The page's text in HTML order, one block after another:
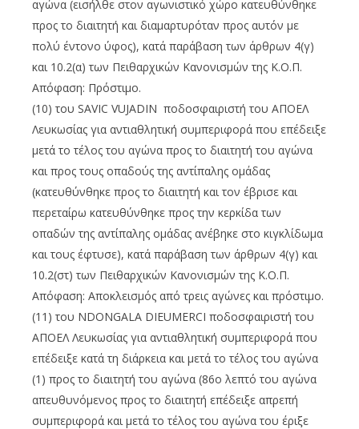
αγώνα (εισήλθε στον αγωνιστικό χώρο κατευθύνθηκε
προς το διαιτητή και διαμαρτυρόταν προς αυτόν με
πολύ έντονο ύφος), κατά παράβαση των άρθρων 4(γ)
και 10.2(α) των Πειθαρχικών Κανονισμών της Κ.Ο.Π.
Απόφαση: Πρόστιμο.
(10) του SAVIC VUJADIN ποδοσφαιριστή του ΑΠΟΕΛ
Λευκωσίας για αντιαθλητική συμπεριφορά που επέδειξε
μετά το τέλος του αγώνα προς το διαιτητή του αγώνα
και προς τους οπαδούς της αντίπαλης ομάδας
(κατευθύνθηκε προς το διαιτητή και τον έβρισε και
περεταίρω κατευθύνθηκε προς την κερκίδα των
οπαδών της αντίπαλης ομάδας ανέβηκε στο κιγκλίδωμα
και τους έφτυσε), κατά παράβαση των άρθρων 4(γ) και
10.2(στ) των Πειθαρχικών Κανονισμών της Κ.Ο.Π.
Απόφαση: Αποκλεισμός από τρεις αγώνες και πρόστιμο.
(11) του NDONGALA DIEUMERCI ποδοσφαιριστή του
ΑΠΟΕΛ Λευκωσίας για αντιαθλητική συμπεριφορά που
επέδειξε κατά τη διάρκεια και μετά το τέλος του αγώνα
(1) προς το διαιτητή του αγώνα (86ο λεπτό του αγώνα
απευθυνόμενος προς το διαιτητή επέδειξε απρεπή
συμπεριφορά και μετά το τέλος του αγώνα του έριξε